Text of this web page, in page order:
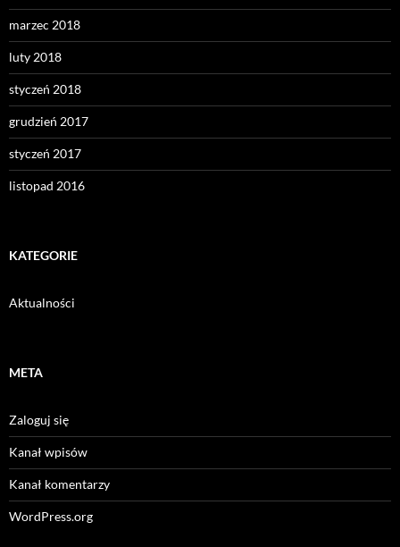
marzec 2018
luty 2018
styczeń 2018
grudzień 2017
styczeń 2017
listopad 2016
KATEGORIE
Aktualności
META
Zaloguj się
Kanał wpisów
Kanał komentarzy
WordPress.org